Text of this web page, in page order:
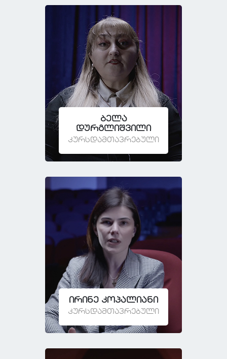
ბელა
დურგლიშვილი
კურსდამთავრებული
ირინე კოპალიანი
კურსდამთავრებული